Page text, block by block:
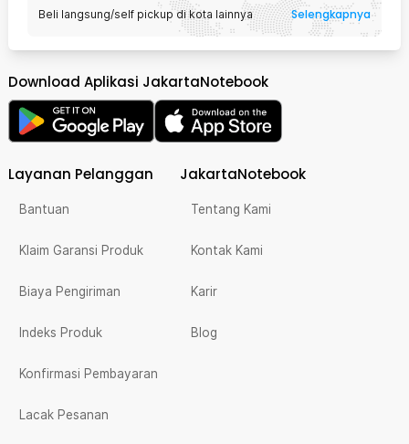
Beli langsung/self pickup di kota lainnya Selengkapnya
Download Aplikasi JakartaNotebook
Layanan Pelanggan
Bantuan
Klaim Garansi Produk
Biaya Pengiriman
Indeks Produk
Konfirmasi Pembayaran
Lacak Pesanan
JakartaNotebook
Tentang Kami
Kontak Kami
Karir
Blog